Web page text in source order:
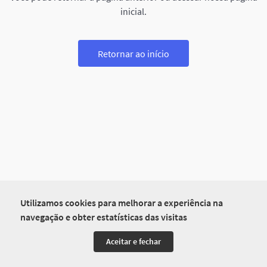
Utilizamos cookies para melhorar a experiência na
navegação e obter estatísticas das visitas
Aceitar e fechar
inicial.
Retornar ao início